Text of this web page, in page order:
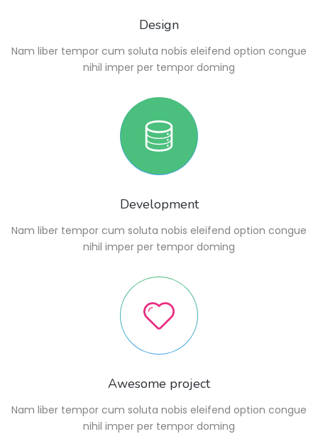
Design
Nam liber tempor cum soluta nobis eleifend option congue
nihil imper per tempor doming
Development
Nam liber tempor cum soluta nobis eleifend option congue
nihil imper per tempor doming
Awesome project
Nam liber tempor cum soluta nobis eleifend option congue
nihil imper per tempor doming